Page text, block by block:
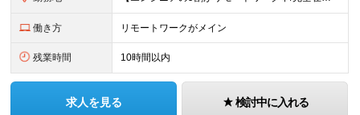
働き方 リモートワークがメイン
残業時間 10時間以内
求人を見る 検討中に入れる